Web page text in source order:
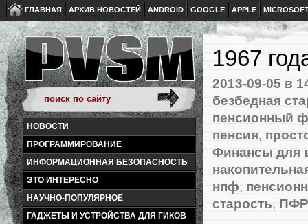
ГЛАВНАЯ АРХИВ НОВОСТЕЙ ANDROID GOOGLE APPLE
НОВОСТИ
ПРОГРАММИРОВАНИЕ
ИНФОРМАЦИОННАЯ БЕЗОПАСНОСТЬ
ЭТО ИНТЕРЕСНО
НАУЧНО-ПОПУЛЯРНОЕ
ГАДЖЕТЫ И УСТРОЙСТВА ДЛЯ ГИКОВ
1967
2013-09-05 в
безбедная
пенсионный
пенсия,
Финансы для
нпф,
старость, ПФР